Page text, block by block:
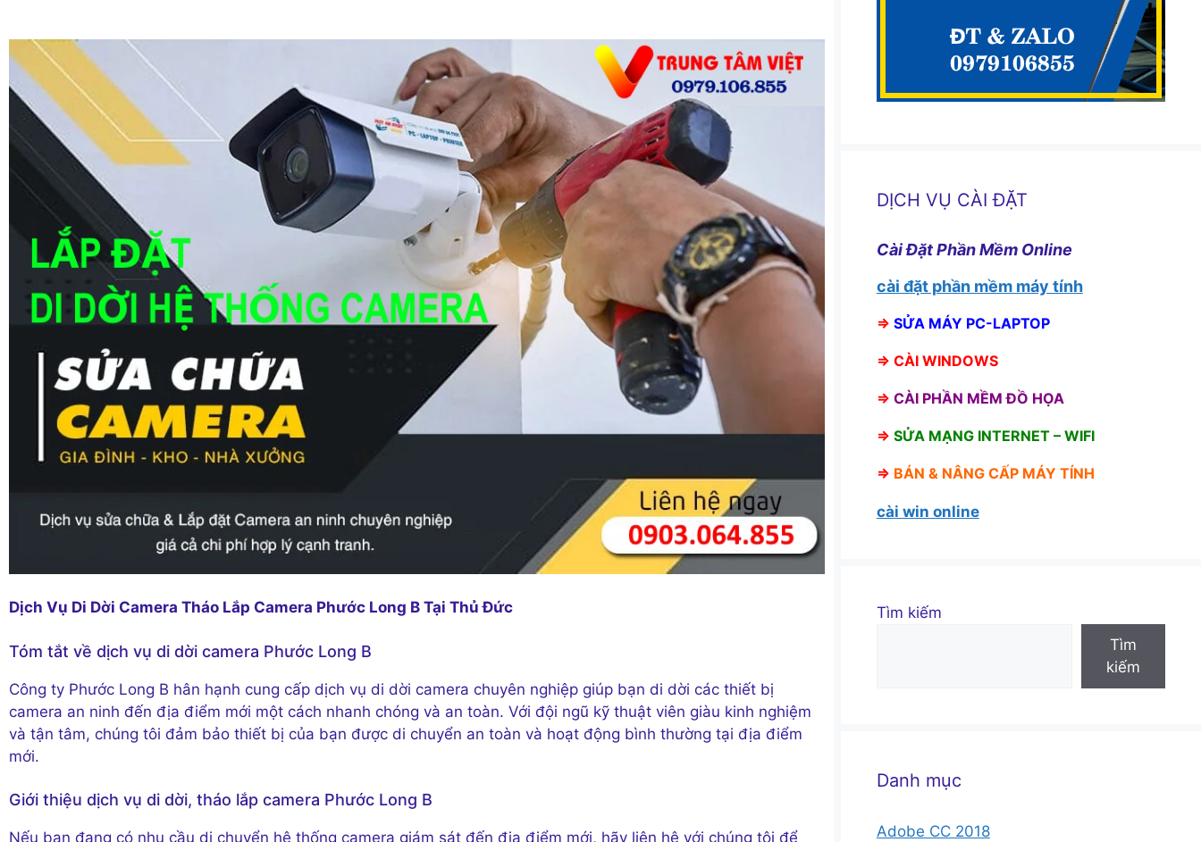
Dịch Vụ Di Dời Camera Tháo Lắp Camera Phước Long B Tại Thủ Đức
Tóm tắt về dịch vụ di dời camera Phước Long B
Công ty Phước Long B hân hạnh cung cấp dịch vụ di dời camera chuyên nghiệp giúp bạn di dời các thiết bị
camera an ninh đến địa điểm mới một cách nhanh chóng và an toàn. Với đội ngũ kỹ thuật viên giàu kinh nghiệm
và tận tâm, chúng tôi đảm bảo thiết bị của bạn được di chuyển an toàn và hoạt động bình thường tại địa điểm
mới.
Giới thiệu dịch vụ di dời, tháo lắp camera Phước Long B
Nếu bạn đang có nhu cầu di chuyển hệ thống camera giám sát đến địa điểm mới, hãy liên hệ với chúng tôi để
DỊCH VỤ CÀI ĐẶT
Cài Đặt Phần Mềm Online
cài đặt phần mềm máy tính
⇒ SỬA MÁY PC-LAPTOP
⇒ CÀI WINDOWS
⇒ CÀI PHẦN MỀM ĐỒ HỌA
⇒ SỬA MẠNG INTERNET – WIFI
⇒ BÁN & NÂNG CẤP MÁY TÍNH
cài win online
Tìm kiếm
Tìm
kiếm
Danh mục
Adobe CC 2018